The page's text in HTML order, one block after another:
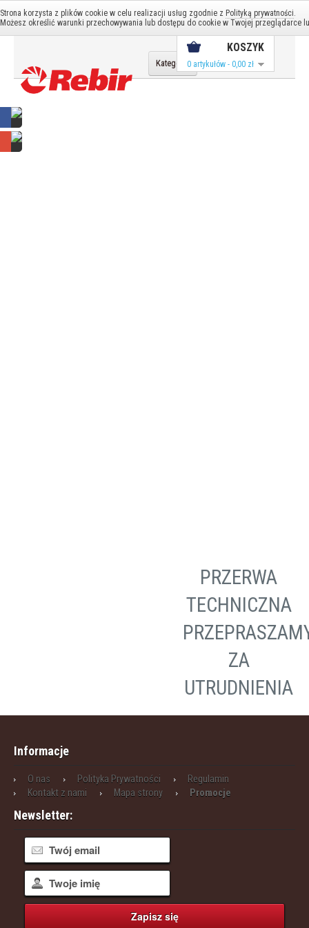
Konto
Konto Koszyk
Kategorie
Serwis
Frezarki
KOSZYK
0 artykułów - 0,00 zł
PRZERWA
TECHNICZNA
ZA
UTRUDNIENIA
Informacje
O nas Polityka Prywatności
Regulamin
Kontakt z nami
Mapa strony Promocje
Newsletter:
Strona korzysta z plików cookie w celu realizacji usług zgodnie z Polityką prywatności.
Możesz określić warunki przechowywania lub dostępu do cookie w Twojej przeglądarce